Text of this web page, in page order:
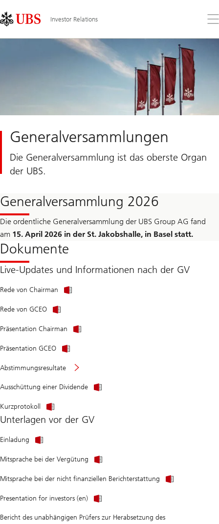
Links
Area
Investor Relations
Sie
Generalversammlungen
Die Generalversammlung ist das oberste Organ
der UBS.
Generalversammlung 2026
Die ordentliche Generalversammlung der UBS Group AG fand
am 15. April 2026 in der St. Jakobshalle, in Basel statt.
Dokumente
Live-Updates und Informationen nach der GV
Rede von Chairman
Rede von GCEO
Präsentation Chairman
Präsentation GCEO
Abstimmungsresultate
Ausschüttung einer Dividende
Kurzprotokoll
Unterlagen vor der GV
Einladung
Mitsprache bei der Vergütung
Mitsprache bei der nicht finanziellen Berichterstattung
Presentation for investors (en)
Bericht des unabhängigen Prüfers zur Herabsetzung des